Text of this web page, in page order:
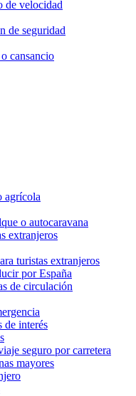
de velocidad
de seguridad
cansancio
agrícola
o autocaravana
extranjeros
turistas extranjeros
por España
de circulación
de interés
seguro por carretera
mayores